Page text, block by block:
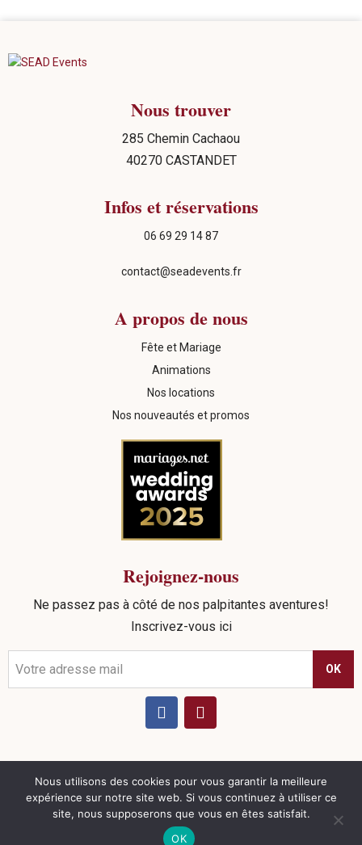
Nous trouver
285 Chemin Cachaou
40270 CASTANDET
Infos et réservations
06 69 29 14 87
contact@seadevents.fr
A propos de nous
Fête et Mariage
Animations
Nos locations
Nos nouveautés et promos
Rejoignez-nous
Ne passez pas à côté de nos palpitantes aventures!
Inscrivez-vous ici
OK
© 2026 Sead Events. tous droits réservés |
Politique de
confidentialité | Mentions Légales CGV | Réalisation
Nouveausoft.com
Nous utilisons des cookies pour vous garantir la meilleure
expérience sur notre site web. Si vous continuez à utiliser ce
site, nous supposerons que vous en êtes satisfait.
OK